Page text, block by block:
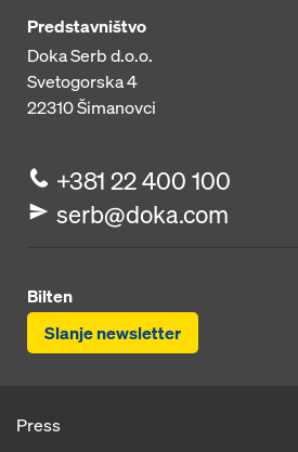
Predstavništvo
Doka Serb d.o.o.
Svetogorska 4
22310Šimanovci
+381 22 400 100
serb@doka.com
Bilten
Slanje newsletter
Press